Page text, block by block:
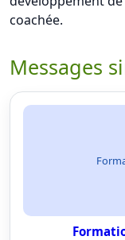
coachée.
Messages